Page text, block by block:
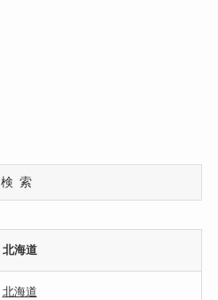
検索
北海道
北海道